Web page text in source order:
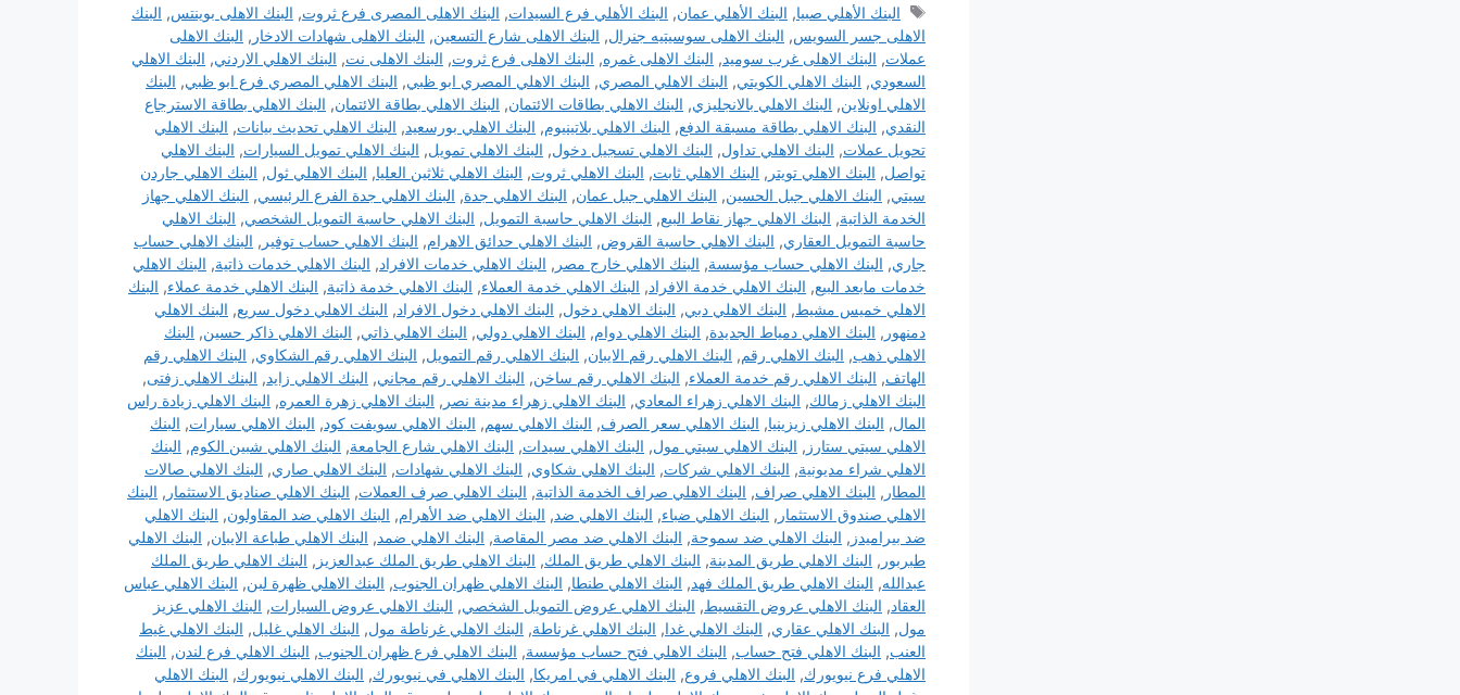
الوسوم
البنك الأهلي صبيا, البنك الأهلي عمان, البنك الأهلي فرع السيدات, البنك الاهلى المصرى فرع ثروت, البنك الاهلى بوينتس, البنك
الاهلى جسر السويس, البنك الاهلى سوسيتيه جنرال, البنك الاهلى شارع التسعين, البنك الاهلى شهادات الادخار , البنك الاهلى
عملات, البنك الاهلى غرب سوميد, البنك الاهلى غمره, البنك الاهلى فرع ثروت, البنك الاهلى نت, البنك الاهلي الاردني, البنك الاهلي
السعودي, البنك الاهلي الكويتي, البنك الاهلي المصري, البنك الاهلي المصري ابو ظبي, البنك الاهلي المصري فرع ابو ظبي, البنك
الاهلي اونلاين, البنك الاهلي بالانجليزي, البنك الاهلي بطاقات الائتمان, البنك الاهلي بطاقة الائتمان, البنك الاهلي بطاقة الاسترجاع
النقدي, البنك الاهلي بطاقة مسبقة الدفع, البنك الاهلي بلاتينيوم, البنك الاهلي بورسعيد, البنك الاهلي تحديث بيانات, البنك الاهلي
تحويل عملات, البنك الاهلي تداول, البنك الاهلي تسجيل دخول, البنك الاهلي تمويل, البنك الاهلي تمويل السيارات, البنك الاهلي
تواصل, البنك الاهلي تويتر , البنك الاهلي ثابت, البنك الاهلي ثروت, البنك الاهلي ثلاثين العليا, البنك الاهلي ثول, البنك الاهلي جاردن
سيتي, البنك الاهلي جبل الحسين, البنك الاهلي جبل عمان, البنك الاهلي جدة, البنك الاهلي جدة الفرع الرئيسي, البنك الاهلي جهاز
الخدمة الذاتية, البنك الاهلي جهاز نقاط البيع, البنك الاهلي حاسبة التمويل, البنك الاهلي حاسبة التمويل الشخصي, البنك الاهلي
حاسبة التمويل العقاري, البنك الاهلي حاسبة القروض, البنك الاهلي حدائق الاهرام, البنك الاهلي حساب توفير , البنك الاهلي حساب
جاري, البنك الاهلي حساب مؤسسة, البنك الاهلي خارج مصر , البنك الاهلي خدمات الافراد, البنك الاهلي خدمات ذاتية, البنك الاهلي
خدمات مابعد البيع, البنك الاهلي خدمة الافراد, البنك الاهلي خدمة العملاء, البنك الاهلي خدمة ذاتية, البنك الاهلي خدمة عملاء, البنك
الاهلي خميس مشيط, البنك الاهلي دبي, البنك الاهلي دخول, البنك الاهلي دخول الافراد, البنك الاهلي دخول سريع, البنك الاهلي
دمنهور , البنك الاهلي دمياط الجديدة, البنك الاهلي دوام, البنك الاهلي دولي, البنك الاهلي ذاتي, البنك الاهلي ذاكر حسين, البنك
الاهلي ذهب, البنك الاهلي رقم, البنك الاهلي رقم الايبان, البنك الاهلي رقم التمويل, البنك الاهلي رقم الشكاوي, البنك الاهلي رقم
الهاتف, البنك الاهلي رقم خدمة العملاء, البنك الاهلي رقم ساخن, البنك الاهلي رقم مجاني, البنك الاهلي زايد, البنك الاهلي زفتى,
البنك الاهلي زمالك, البنك الاهلي زهراء المعادي, البنك الاهلي زهراء مدينة نصر , البنك الاهلي زهرة العمره, البنك الاهلي زيادة راس
المال, البنك الاهلي زيزينيا, البنك الاهلي سعر الصرف, البنك الاهلي سهم, البنك الاهلي سويفت كود, البنك الاهلي سيارات, البنك
الاهلي سيتي ستارز , البنك الاهلي سيتي مول, البنك الاهلي سيدات, البنك الاهلي شارع الجامعة, البنك الاهلي شبين الكوم, البنك
الاهلي شراء مديونية, البنك الاهلي شركات, البنك الاهلي شكاوي, البنك الاهلي شهادات, البنك الاهلي صاري, البنك الاهلي صالات
المطار , البنك الاهلي صراف, البنك الاهلي صراف الخدمة الذاتية, البنك الاهلي صرف العملات, البنك الاهلي صناديق الاستثمار , البنك
الاهلي صندوق الاستثمار , البنك الاهلي ضباء, البنك الاهلي ضد, البنك الاهلي ضد الأهرام, البنك الاهلي ضد المقاولون, البنك الاهلي
ضد بيراميدز , البنك الاهلي ضد سموحة, البنك الاهلي ضد مصر المقاصة, البنك الاهلي ضمد, البنك الاهلي طباعة الايبان, البنك الاهلي
طبربور , البنك الاهلي طريق المدينة, البنك الاهلي طريق الملك, البنك الاهلي طريق الملك عبدالعزيز , البنك الاهلي طريق الملك
عبدالله, البنك الاهلي طريق الملك فهد, البنك الاهلي طنطا, البنك الاهلي ظهران الجنوب, البنك الاهلي ظهرة لبن, البنك الاهلي عباس
العقاد, البنك الاهلي عروض التقسيط, البنك الاهلي عروض التمويل الشخصي, البنك الاهلي عروض السيارات, البنك الاهلي عزيز
مول, البنك الاهلي عقاري, البنك الاهلي غدا, البنك الاهلي غرناطة, البنك الاهلي غرناطة مول, البنك الاهلي غليل, البنك الاهلي غيط
العنب, البنك الاهلي فتح حساب, البنك الاهلي فتح حساب مؤسسة, البنك الاهلي فرع ظهران الجنوب, البنك الاهلي فرع لندن, البنك
الاهلي فرع نيويورك, البنك الاهلي فروع, البنك الاهلي في امريكا, البنك الاهلي في نيويورك, البنك الاهلي نيويورك, البنك الاهلي